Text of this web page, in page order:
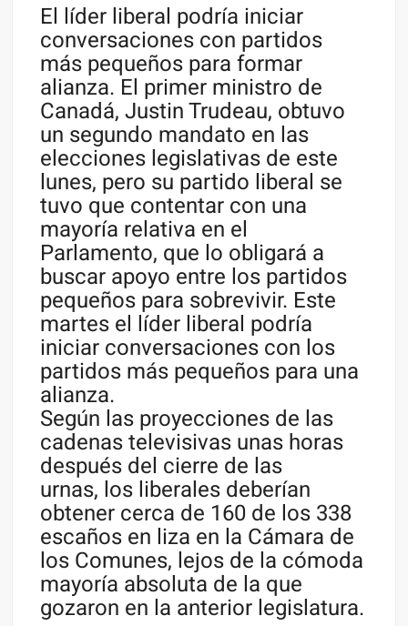
El líder liberal podría iniciar
conversaciones con partidos
más pequeños para formar
alianza. El primer ministro de
Canadá, Justin Trudeau, obtuvo
un segundo mandato en las
elecciones legislativas de este
lunes, pero su partido liberal se
tuvo que contentar con una
mayoría relativa en el
Parlamento, que lo obligará a
buscar apoyo entre los partidos
pequeños para sobrevivir. Este
martes el líder liberal podría
iniciar conversaciones con los
partidos más pequeños para una
alianza.
Según las proyecciones de las
cadenas televisivas unas horas
después del cierre de las
urnas, los liberales deberían
obtener cerca de 160 de los 338
escaños en liza en la Cámara de
los Comunes, lejos de la cómoda
mayoría absoluta de la que
gozaron en la anterior legislatura.